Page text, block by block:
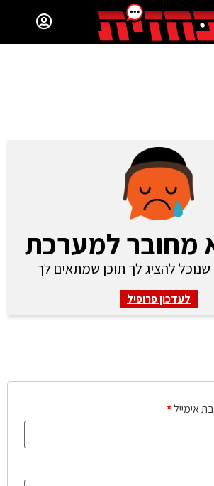
מחובר למערכת
להציג לך תוכן שמתאים לך
לעדכון פרופיל
אימייל*